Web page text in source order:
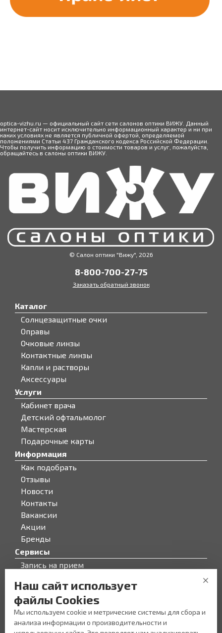
optica-vizhu.ru — официальный сайт сети салонов оптики ВИЖУ. Данный
интернет-сайт носит исключительно информационный характер и ни при
каких условиях не является публичной офертой, определяемой
положениями Статьи 437 Гражданского кодекса Российской Федерации.
Чтобы получить информацию о стоимости товаров и услуг, пожалуйста,
обращайтесь в салоны оптики ВИЖУ.
© Салон оптики "Вижу", 2026
8-800-700-27-75
Заказать обратный звонок
Каталог
Солнцезащитные очки
Оправы
Очковые линзы
Контактные линзы
Капли и растворы
Аксессуары
Услуги
Кабинет врача
Детский офтальмолог
Мастерская
Подарочные карты
Информация
Как подобрать
Отзывы
Новости
Контакты
Вакансии
Акции
Бренды
Сервисы
Запись на прием
О компании
О компании
Персонал
Новости
Наш сайт использует
файлы Cookies
Мы используем cookie и метрические системы для сбора и
анализа информации о производительности и